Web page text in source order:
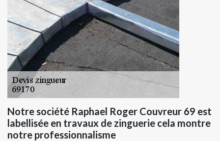
Notre société Raphael Roger Couvreur 69 est
labellisée en travaux de zinguerie cela montre
notre professionnalisme